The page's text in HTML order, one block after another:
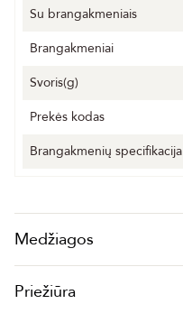
Su brangakmeniais
Brangakmeniai
Svoris(g)
Prekės kodas
Brangakmenių specifikacija
Medžiagos
Priežiūra